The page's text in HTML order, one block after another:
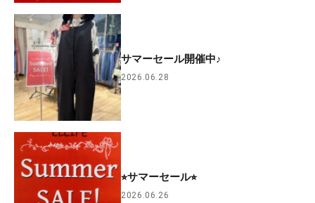
サマーセール開催中♪
2026.06.28
⭐︎サマーセール⭐︎
2026.06.26